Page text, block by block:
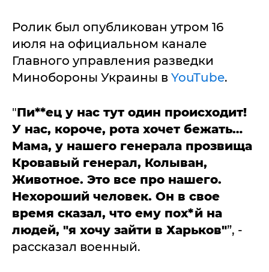
Ролик был опубликован утром 16
июля на официальном канале
Главного управления разведки
Минобороны Украины в YouTube.
"Пи**ец у нас тут один происходит!
У нас, короче, рота хочет бежать…
Мама, у нашего генерала прозвища
Кровавый генерал, Колыван,
Животное. Это все про нашего.
Нехороший человек. Он в свое
время сказал, что ему пох*й на
людей, "я хочу зайти в Харьков"”, -
рассказал военный.